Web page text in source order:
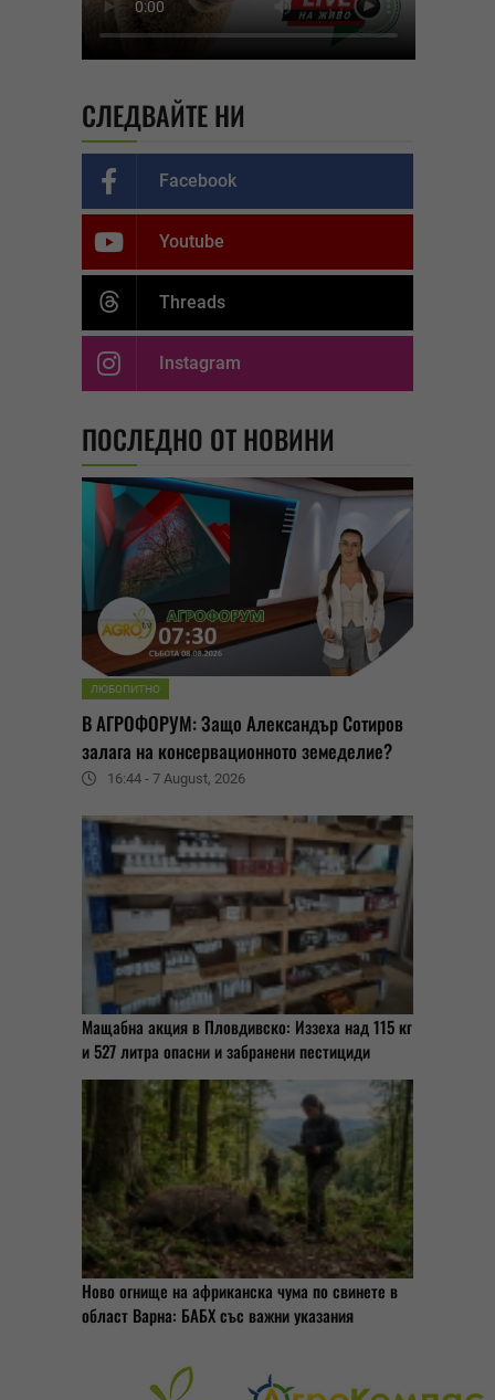
СЛЕДВАЙТЕ НИ
Facebook
Youtube
Threads
Instagram
ПОСЛЕДНО ОТ НОВИНИ
ЛЮБОПИТНО
В АГРОФОРУМ: Защо Александър Сотиров
залага на консервационното земеделие?
16:44 - 7 August, 2026
Мащабна акция в Пловдивско: Иззеха над 115 кг
и 527 литра опасни и забранени пестициди
Ново огнище на африканска чума по свинете в
област Варна: БАБХ със важни указания